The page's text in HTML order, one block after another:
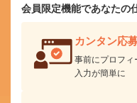
会員限定機能であなたの
カンタン応
事前にプロフィ
入力が簡単に